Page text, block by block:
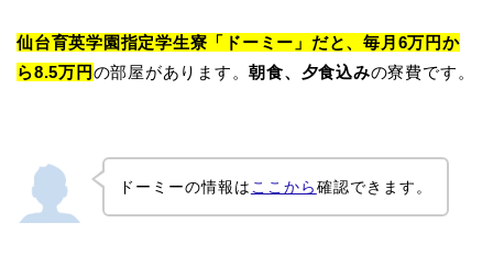
仙台育英学園指定学生寮「ドーミー」だと、毎月6万円か
ら8.5万円の部屋があります。朝食、夕食込みの寮費です。
ドーミーの情報は ここから確認できます。